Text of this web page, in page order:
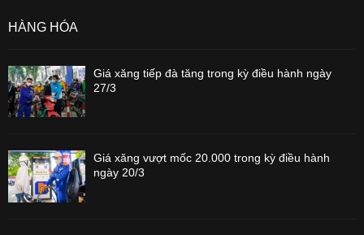
HÀNG HÓA
Giá xăng tiếp đà tăng trong kỳ điều hành ngày
27/3
Giá xăng vượt mốc 20.000 trong kỳ điều hành
ngày 20/3